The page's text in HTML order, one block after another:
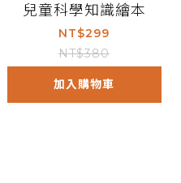
兒童科學知識繪本
NT$299
NT$380
加入購物車